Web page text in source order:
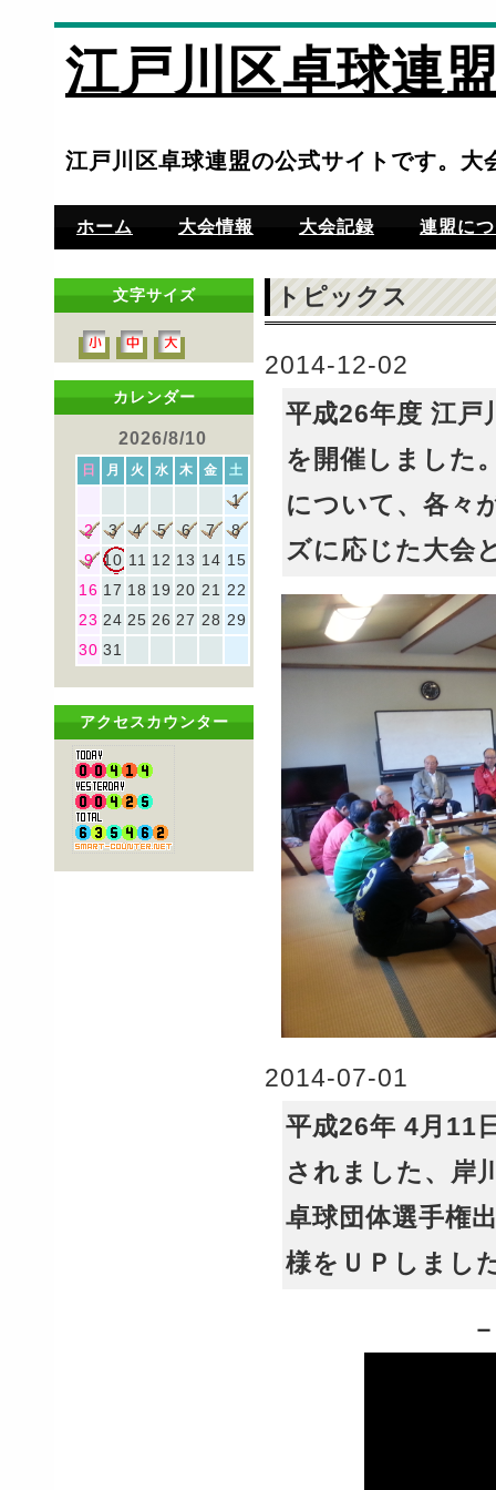
江戸川区卓球連
江戸川区卓球連盟の公式サイトです。
ホーム 大会情報 大会記録 連盟に
文字サイズ
カレンダー
2026/8/10
日 月 火 水 木 金 土
1
2
3 4 5 6 7
8
9 10 11 12 13 14 15
16 17 18 19 20 21
22
23 24 25 26 27 28 29
30 31
アクセスカウンター
トピックス
2014-12-02
平成26年度 江戸
を開催しました
について、各々
ズに応じた大会
2014-07-01
平成26年 4月11
されました、岸
卓球団体選手権
様をＵＰしまし